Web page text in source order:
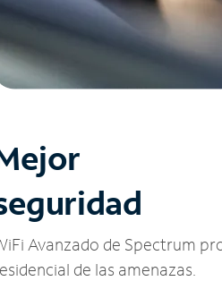
Avanzado de Spectrum
de las amenazas.